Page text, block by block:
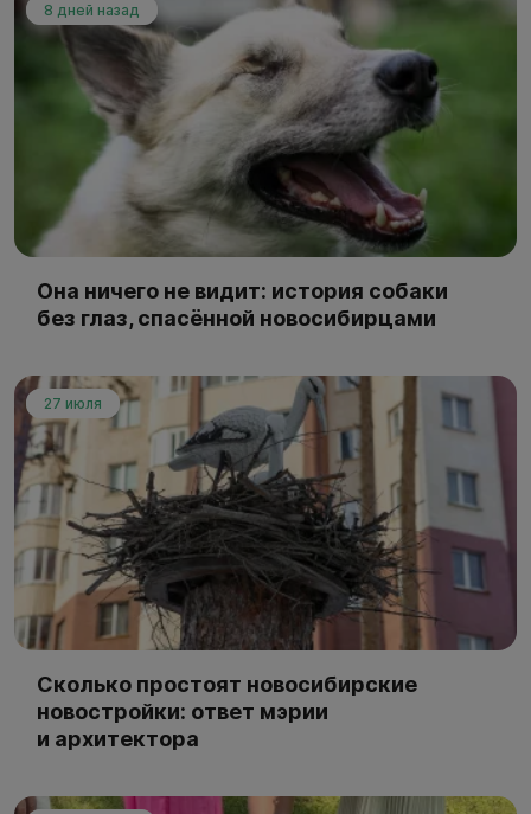
8 дней назад
Она ничего не видит: история собаки
без глаз, спасённой новосибирцами
27 июля
Сколько простоят новосибирские
новостройки: ответ мэрии
и архитектора